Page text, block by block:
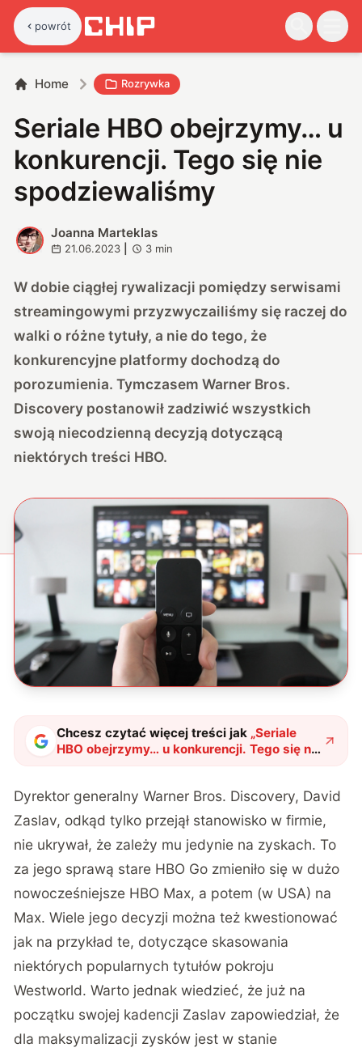
powrót
Home Rozrywka
Seriale HBO obejrzymy… u
konkurencji. Tego się nie
spodziewaliśmy
J
Joanna Marteklas
21.06.2023 3 min
W dobie ciągłej rywalizacji pomiędzy serwisami
streamingowymi przyzwyczailiśmy się raczej do
walki o różne tytuły, a nie do tego, że
konkurencyjne platformy dochodzą do
porozumienia. Tymczasem Warner Bros.
Discovery postanowił zadziwić wszystkich
swoją niecodzienną decyzją dotyczącą
niektórych treści HBO.
Chcesz czytać więcej treści jak „Seriale
HBO obejrzymy… u konkurencji. Tego się nie
spodziewaliśmy"?
Dyrektor generalny Warner Bros. Discovery, David
Zaslav, odkąd tylko przejął stanowisko w firmie,
nie ukrywał, że zależy mu jedynie na zyskach. To
za jego sprawą stare HBO Go zmieniło się w dużo
nowocześniejsze HBO Max, a potem (w USA) na
Max. Wiele jego decyzji można też kwestionować
jak na przykład te, dotyczące skasowania
niektórych popularnych tytułów pokroju
Westworld. Warto jednak wiedzieć, że już na
początku swojej kadencji Zaslav zapowiedział, że
dla maksymalizacji zysków jest w stanie